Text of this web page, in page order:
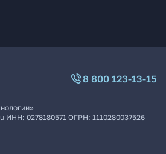
8 800 123-13-15
ИНН: 0278180571 ОГРН: 1110280037526